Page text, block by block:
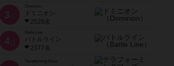
3 位
ドミニオン
2528名
4位
Battle Line
バトルライン
2377名
Terraforming Mars